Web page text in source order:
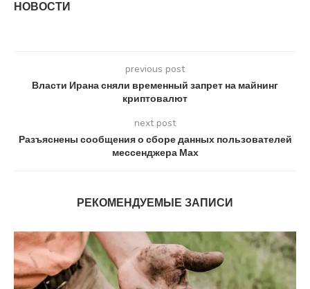
НОВОСТИ
previous post
Власти Ирана сняли временный запрет на майнинг
криптовалют
next post
Разъяснены сообщения о сборе данных пользователей
мессенджера Мах
РЕКОМЕНДУЕМЫЕ ЗАПИСИ